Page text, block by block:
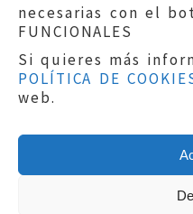
necesarias con el
FUNCIONALES
Si quieres más
POLÍTICA DE
web.Aviso legal|
Protección de
Política de
Copyright © 2019